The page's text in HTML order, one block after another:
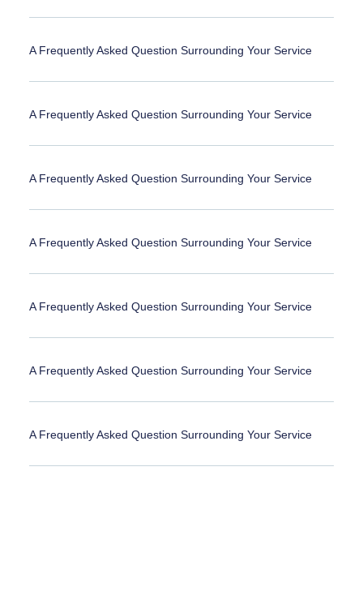
A Frequently Asked Question Surrounding Your Service
A Frequently Asked Question Surrounding Your Service
A Frequently Asked Question Surrounding Your Service
A Frequently Asked Question Surrounding Your Service
A Frequently Asked Question Surrounding Your Service
A Frequently Asked Question Surrounding Your Service
A Frequently Asked Question Surrounding Your Service